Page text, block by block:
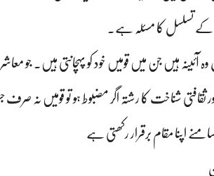
کے تسلسل کا مسئلہ ہے۔
وہ آئینہ ہیں جن میں قومیں خود کو پہچانتی ہیں۔ جو
شناخت کا رشتہ اگر مضبوط ہو تو قومیں نہ صرف
اپنا مقام برقرار رکھتی ہے